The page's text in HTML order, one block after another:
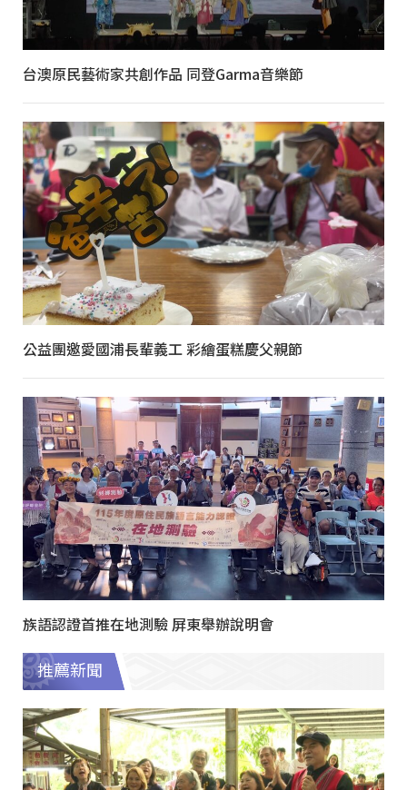
台澳原民藝術家共創作品 同登Garma音樂節
公益團邀愛國浦長輩義工 彩繪蛋糕慶父親節
族語認證首推在地測驗 屏東舉辦說明會
推薦新聞